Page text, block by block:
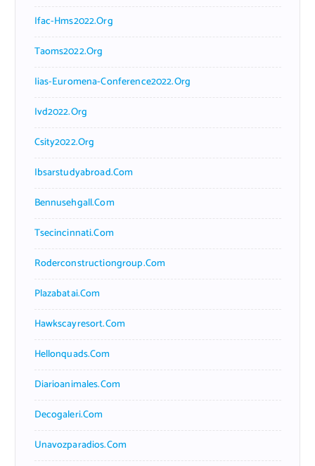
Ifac-Hms2022.org
Taoms2022.org
Iias-Euromena-Conference2022.org
Ivd2022.org
Csity2022.org
Ibsarstudyabroad.com
Bennusehgall.com
Tsecincinnati.com
Roderconstructiongroup.com
Plazabatai.com
Hawkscayresort.com
Hellonquads.com
Diarioanimales.com
Decogaleri.com
Unavozparadios.com